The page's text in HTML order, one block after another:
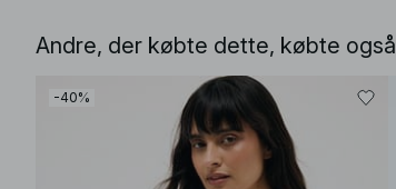
Andre, der købte dette, købte også
-40%